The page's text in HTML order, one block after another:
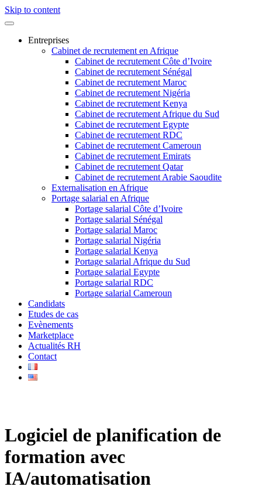
Skip to content
Entreprises
Cabinet de recrutement en Afrique
Cabinet de recrutement Côte d’Ivoire
Cabinet de recrutement Sénégal
Cabinet de recrutement Maroc
Cabinet de recrutement Nigéria
Cabinet de recrutement Kenya
Cabinet de recrutement Afrique du Sud
Cabinet de recrutement Egypte
Cabinet de recrutement RDC
Cabinet de recrutement Cameroun
Cabinet de recrutement Emirats
Cabinet de recrutement Qatar
Cabinet de recrutement Arabie Saoudite
Externalisation en Afrique
Portage salarial en Afrique
Portage salarial Côte d’Ivoire
Portage salarial Sénégal
Portage salarial Maroc
Portage salarial Nigéria
Portage salarial Kenya
Portage salarial Afrique du Sud
Portage salarial Egypte
Portage salarial RDC
Portage salarial Cameroun
Candidats
Etudes de cas
Evènements
Marketplace
Actualités RH
Contact
Logiciel de planification de
formation avec
IA/automatisation